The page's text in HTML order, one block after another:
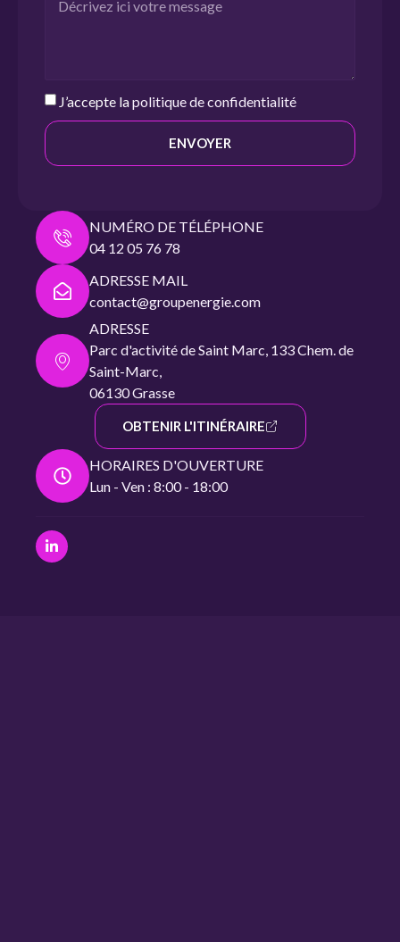
NUMÉRO DE TÉLÉPHONE
04 12 05 76 78
ADRESSE MAIL
contact@groupenergie.com
ADRESSE
Parc d'activité de Saint Marc, 133 Chem. de
Saint-Marc,
06130 Grasse
OBTENIR L'ITINÉRAIRE
HORAIRES D'OUVERTURE
Lun - Ven : 8:00 - 18:00
J’accepte lapolitique de confidentialité
ENVOYER